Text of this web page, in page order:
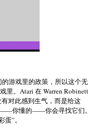
游戏里的政策，所以这个无
里。Atari 在 Warren Robinett
对此感到生气，而是给这
你懂的——你会寻找它们。
”。